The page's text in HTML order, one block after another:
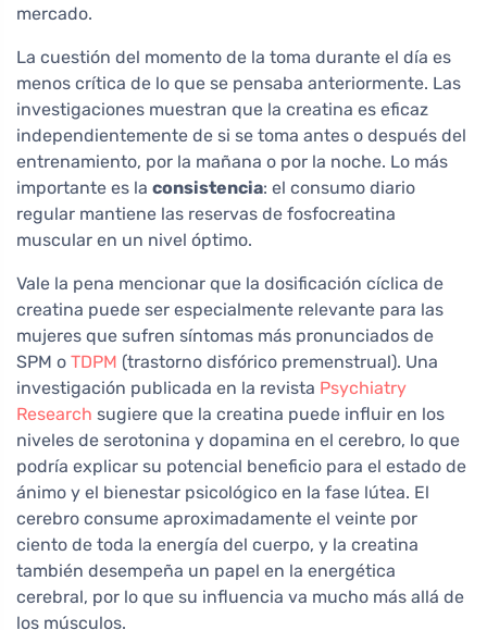
mercado.
La cuestión del momento de la toma durante el día es
menos crítica de lo que se pensaba anteriormente. Las
investigaciones muestran que la creatina es eficaz
independientemente de si se toma antes o después del
entrenamiento, por la mañana o por la noche. Lo más
importante es la consistencia: el consumo diario
regular mantiene las reservas de fosfocreatina
muscular en un nivel óptimo.
Vale la pena mencionar que la dosificación cíclica de
creatina puede ser especialmente relevante para las
mujeres que sufren síntomas más pronunciados de
SPM o TDPM (trastorno disfórico premenstrual). Una
investigación publicada en la revista Psychiatry
Research sugiere que la creatina puede influir en los
niveles de serotonina y dopamina en el cerebro, lo que
podría explicar su potencial beneficio para el estado de
ánimo y el bienestar psicológico en la fase lútea. El
cerebro consume aproximadamente el veinte por
ciento de toda la energía del cuerpo, y la creatina
también desempeña un papel en la energética
cerebral, por lo que su influencia va mucho más allá de
los músculos.